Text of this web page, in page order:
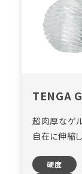
TENGA
超肉厚なゲ
自在に伸縮
硬度